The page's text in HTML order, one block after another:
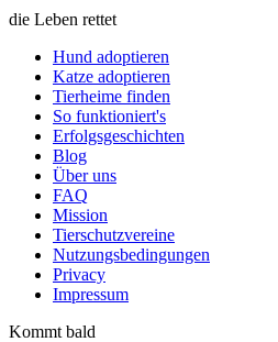
die Leben rettet
Hund adoptieren
Katze adoptieren
Tierheime finden
So funktioniert's
Erfolgsgeschichten
Blog
Über uns
FAQ
Mission
Tierschutzvereine
Nutzungsbedingungen
Privacy
Impressum
Kommt bald